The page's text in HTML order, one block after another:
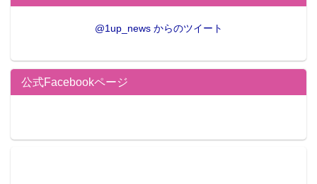
@1up_news からのツイート
公式Facebookページ